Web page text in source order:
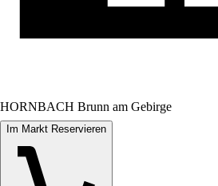
HORNBACH Brunn am Gebirge
Im Markt Reservieren